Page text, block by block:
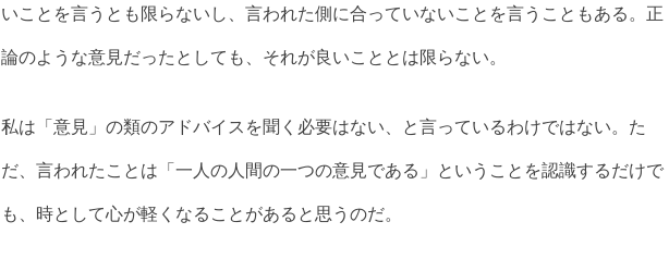
いことを言うとも限らないし、言われた側に合っていないことを言うこともある。正
論のような意見だったとしても、それが良いこととは限らない。
私は「意見」の類のアドバイスを聞く必要はない、と言っているわけではない。た
だ、言われたことは「一人の人間の一つの意見である」ということを認識するだけで
も、時として心が軽くなることがあると思うのだ。